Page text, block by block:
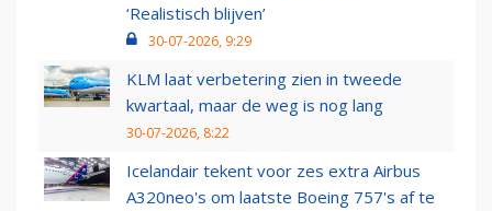
‘Realistisch blijven’
30-07-2026, 9:29
KLM laat verbetering zien in tweede
kwartaal, maar de weg is nog lang
30-07-2026, 8:22
Icelandair tekent voor zes extra Airbus
A320neo's om laatste Boeing 757's af te